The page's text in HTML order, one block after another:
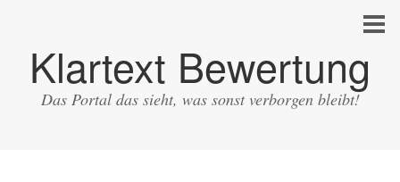
Klartext Bewertung
Das Portal das sieht, was sonst verborgen bleibt!